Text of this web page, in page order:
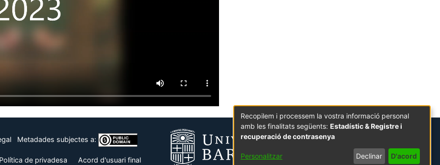
Metadades subjectes a:
Política de privadesa Acord d'usuari final
Recopilem i processem la vostra informació personal
amb les finalitats següents: Estadístic & Registre i
recuperació de contrasenya
Personalitzar Declinar D'acord